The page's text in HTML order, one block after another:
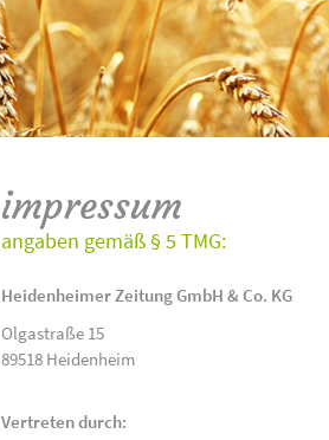
impressum
angaben gemäß § 5 TMG:
Heidenheimer Zeitung GmbH & Co. KG
Olgastraße 15
89518 Heidenheim
Vertreten durch: